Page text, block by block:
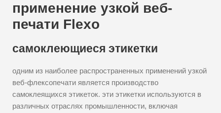
применение узкой веб-
печати Flexo
самоклеющиеся этикетки
одним из наиболее распространенных применений узкой
веб-флексопечати является производство
самоклеящихся этикеток. эти этикетки используются в
различных отраслях промышленности, включая